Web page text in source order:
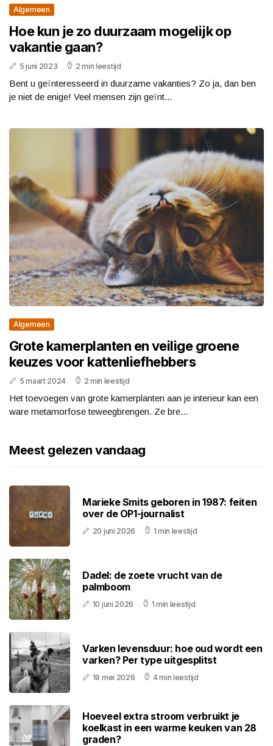
Algemeen
Hoe kun je zo duurzaam mogelijk op
vakantie gaan?
5 juni 2023 2 min leestijd
Bent u geïnteresseerd in duurzame vakanties? Zo ja, dan ben
je niet de enige! Veel mensen zijn geïnt...
Algemeen
Grote kamerplanten en veilige groene
keuzes voor kattenliefhebbers
5 maart 2024 2 min leestijd
Het toevoegen van grote kamerplanten aan je interieur kan een
ware metamorfose teweegbrengen. Ze bre...
Meest gelezen vandaag
Marieke Smits geboren in 1987: feiten
over de OP1-journalist
20 juni 2026 1 min leestijd
Dadel: de zoete vrucht van de
palmboom
10 juni 2026 1 min leestijd
Varken levensduur: hoe oud wordt een
varken? Per type uitgesplitst
19 mei 2026 4 min leestijd
Hoeveel extra stroom verbruikt je
koelkast in een warme keuken van 28
graden?